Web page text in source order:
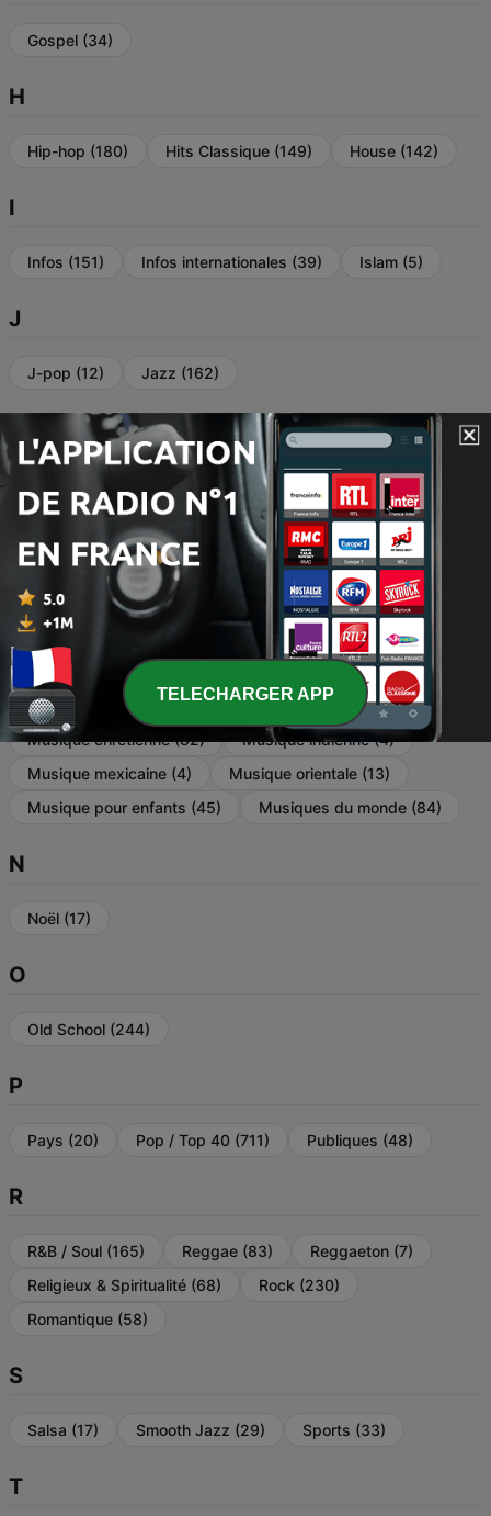
Gospel (34)
H
Hip-hop (180) Hits Classique (149) House (142)
I
Infos (151) Infos internationales (39) Islam (5)
J
J-pop (12) Jazz (162)
L
Latino Locales
M
Métal(33) Musique brésilienne(8)
Musique chrétienne(82) Musique indienne(4)
Musique mexicaine (4) Musique orientale (13)
Musique pour enfants (45) Musiques du monde (84)
N
Noël (17)
O
Old School (244)
P
Pays (20) Pop / Top 40 (711) Publiques (48)
R
R&B / Soul (165) Reggae (83) Reggaeton (7)
Religieux & Spiritualité (68) Rock (230)
Romantique (58)
S
Salsa (17) Smooth Jazz (29) Sports (33)
T
TELECHARGER APP